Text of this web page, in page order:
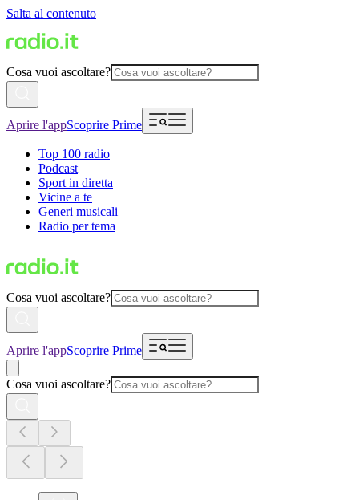
Salta al contenuto
Cosa vuoi ascoltare?
Aprire l'appScoprire Prime
Top 100 radio
Podcast
Sport in diretta
Vicine a te
Generi musicali
Radio per tema
Cosa vuoi ascoltare?
Aprire l'appScoprire Prime
Cosa vuoi ascoltare?